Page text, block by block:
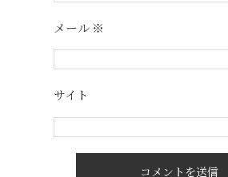
メール ※
サイト